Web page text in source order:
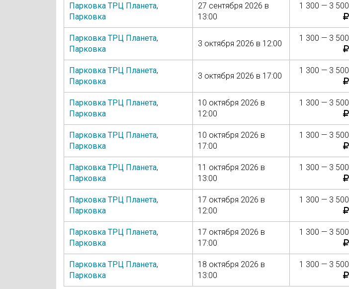
Парковка ТРЦ Планета,
Парковка
27 сентября 2026 в
13:00
1 300 — 3 500
Парковка ТРЦ Планета,
Парковка
3 октября 2026 в 12:00
1 300 — 3 500
Парковка ТРЦ Планета,
Парковка
3 октября 2026 в 17:00
1 300 — 3 500
Парковка ТРЦ Планета,
Парковка
10 октября 2026 в
12:00
1 300 — 3 500
Парковка ТРЦ Планета,
Парковка
10 октября 2026 в
17:00
1 300 — 3 500
Парковка ТРЦ Планета,
Парковка
11 октября 2026 в
13:00
1 300 — 3 500
Парковка ТРЦ Планета,
Парковка
17 октября 2026 в
12:00
1 300 — 3 500
Парковка ТРЦ Планета,
Парковка
17 октября 2026 в
17:00
1 300 — 3 500
Парковка ТРЦ Планета,
Парковка
18 октября 2026 в
13:00
1 300 — 3 500